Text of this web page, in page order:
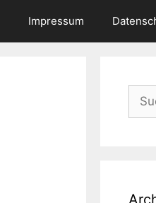
Impressum
nach: